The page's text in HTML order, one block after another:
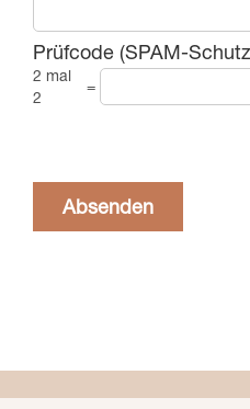
Prüfcode (SPAM-
2 mal
2
=
Absenden